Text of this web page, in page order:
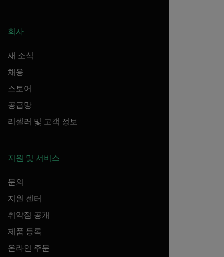
회사
새 소식
채용
스토어
공급망
리셀러 및 고객 정보
지원 및 서비스
문의
지원 센터
취약점 공개
제품 등록
온라인 주문